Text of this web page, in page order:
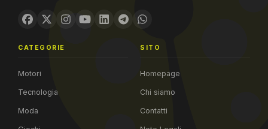
CATEGORIE
Motori
Tecnologia
Moda
SITO
Homepage
Chi siamo
Contatti